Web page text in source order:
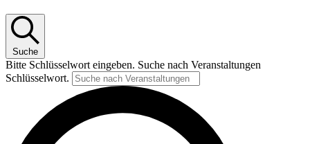
Suche
Bitte Schlüsselwort eingeben. Suche nach Veranstaltungen
Schlüsselwort.